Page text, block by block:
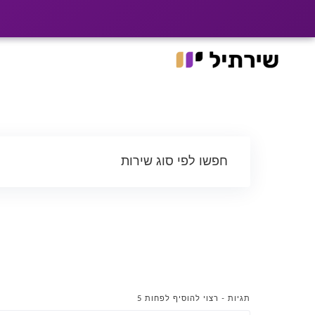
רוצים שלקוחות
Skip
חפשו לפי סוג שירות
תגיות - רצוי להוסיף לפחות 5